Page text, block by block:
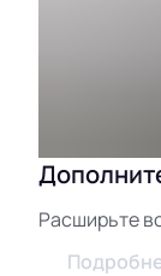
Расширьте